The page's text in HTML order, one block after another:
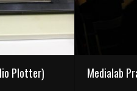
Plotter) Medialab